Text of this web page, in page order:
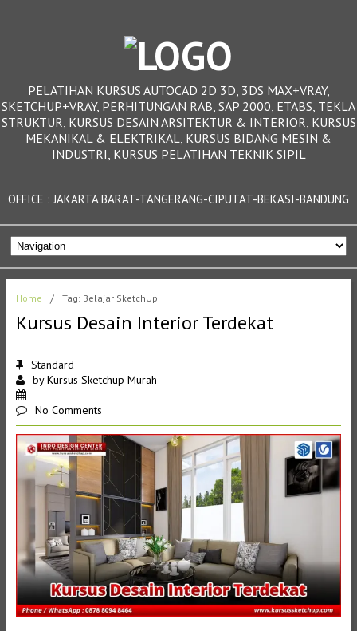
PELATIHAN KURSUS AUTOCAD 2D 3D, 3DS MAX+VRAY,
SKETCHUP+VRAY, PERHITUNGAN RAB, SAP 2000, ETABS, TEKLA
STRUKTUR, KURSUS DESAIN ARSITEKTUR & INTERIOR, KURSUS
MEKANIKAL & ELEKTRIKAL, KURSUS BIDANG MESIN &
INDUSTRI, KURSUS PELATIHAN TEKNIK SIPIL
OFFICE : JAKARTA BARAT-TANGERANG-CIPUTAT-BEKASI-BANDUNG
Home / Tag: Belajar SketchUp
Kursus Desain Interior Terdekat
Standard
byKursus Sketchup Murah
No Comments